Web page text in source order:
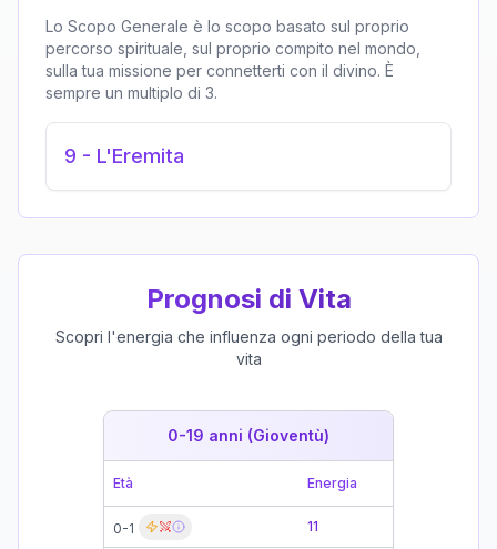
Lo Scopo Generale è lo scopo basato sul proprio
percorso spirituale, sul proprio compito nel mondo,
sulla tua missione per connetterti con il divino. È
sempre un multiplo di 3.
9 - L'Eremita
Prognosi di Vita
Scopri l'energia che influenza ogni periodo della tua
vita
0-19 anni (Gioventù)
Età Energia
0-1 11